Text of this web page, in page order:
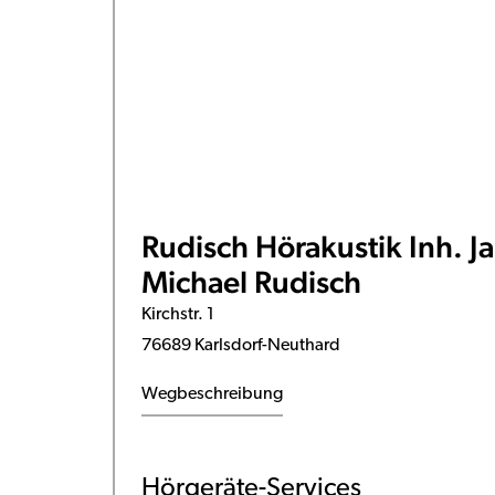
Rudisch Hörakustik Inh.
Michael Rudisch
Kirchstr. 1
76689 Karlsdorf-Neuthard
Wegbeschreibung
Hörgeräte-Services